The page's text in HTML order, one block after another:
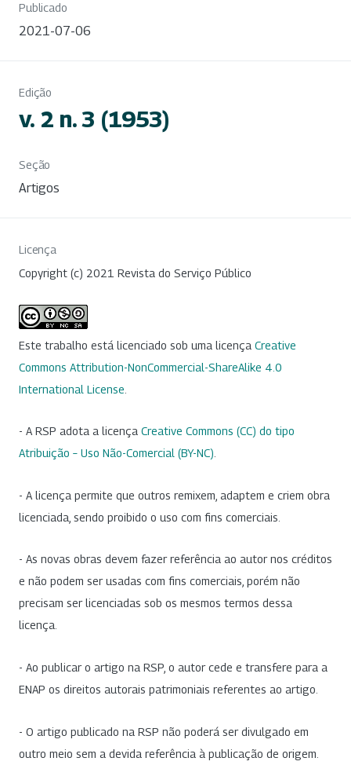
Publicado
2021-07-06
Edição
v. 2 n. 3 (1953)
Seção
Artigos
Licença
Copyright (c) 2021 Revista do Serviço Público
Este trabalho está licenciado sob uma licença Creative
Commons Attribution-NonCommercial-ShareAlike 4.0
International License
- A RSP adota a licença Creative Commons (CC) do tipo
Atribuição – Uso Não-Comercial (BY-NC)
- A licença permite que outros remixem, adaptem e criem obra
licenciada, sendo proibido o uso com fins comerciais.
- As novas obras devem fazer referência ao autor nos créditos
e não podem ser usadas com fins comerciais, porém não
precisam ser licenciadas sob os mesmos termos dessa
licença.
- Ao publicar o artigo na RSP, o autor cede e transfere para a
ENAP os direitos autorais patrimoniais referentes ao artigo.
- O artigo publicado na RSP não poderá ser divulgado em
outro meio sem a devida referência à publicação de origem.